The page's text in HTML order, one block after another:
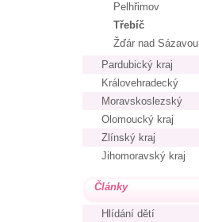
Pelhřimov
Třebíč
Žďár nad Sázavou
Pardubický kraj
Královehradecký
Moravskoslezský
Olomoucký kraj
Zlínský kraj
Jihomoravský kraj
Články
Hlídání dětí